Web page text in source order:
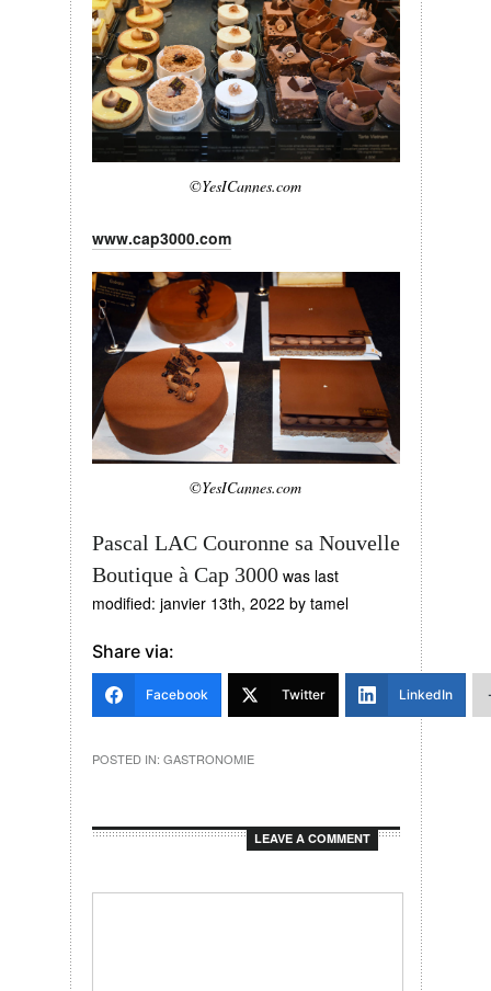
©YesICannes.com
www.cap3000.com
©YesICannes.com
Pascal LAC Couronne sa Nouvelle
Boutique à Cap 3000was last
modified: janvier 13th, 2022 by tamel
Share via:
Facebook Twitter LinkedIn
POSTED IN: GASTRONOMIE
LEAVE A COMMENT